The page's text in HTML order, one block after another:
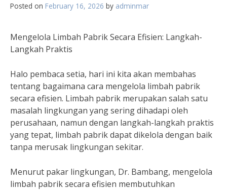
Posted on February 16, 2026 by adminmar
Mengelola Limbah Pabrik Secara Efisien: Langkah-
Langkah Praktis
Halo pembaca setia, hari ini kita akan membahas
tentang bagaimana cara mengelola limbah pabrik
secara efisien. Limbah pabrik merupakan salah satu
masalah lingkungan yang sering dihadapi oleh
perusahaan, namun dengan langkah-langkah praktis
yang tepat, limbah pabrik dapat dikelola dengan baik
tanpa merusak lingkungan sekitar.
Menurut pakar lingkungan, Dr. Bambang, mengelola
limbah pabrik secara efisien membutuhkan